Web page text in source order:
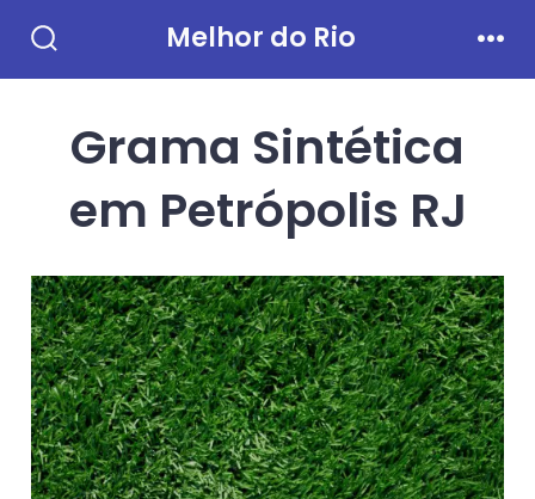
direto
conteúdo
pesquisa
Melhor do Rio
Grama Sintética
em Petrópolis RJ